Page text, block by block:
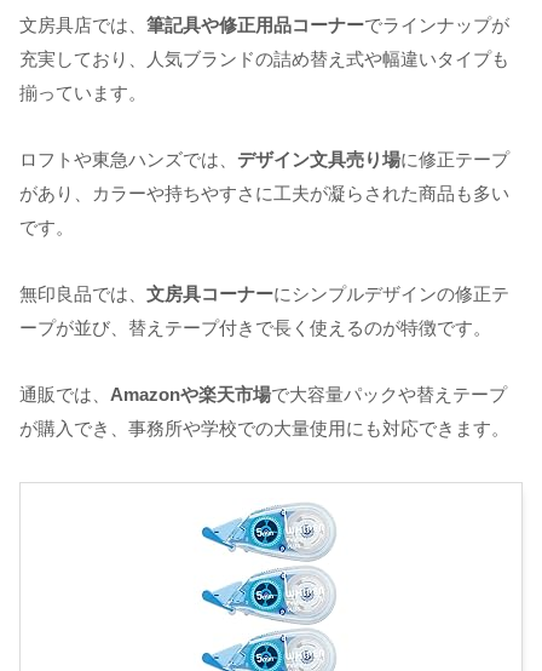
文房具店では、 筆記具や修正用品コーナーでラインナップが
充実しており、人気ブランドの詰め替え式や幅違いタイプも
揃っています。
ロフトや東急ハンズでは、 デザイン文具売り場に修正テープ
があり、カラーや持ちやすさに工夫が凝らされた商品も多い
です。
無印良品では、 文房具コーナーにシンプルデザインの修正テ
ープが並び、替えテープ付きで長く使えるのが特徴です。
通販では、 Amazonや楽天市場で大容量パックや替えテープ
が購入でき、事務所や学校での大量使用にも対応できます。